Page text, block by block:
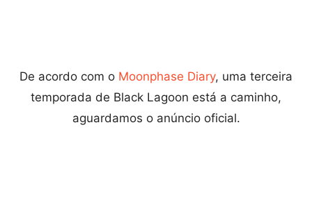
De acordo com o Moonphase Diary, uma terceira
temporada de Black Lagoon está a caminho,
aguardamos o anúncio oficial.